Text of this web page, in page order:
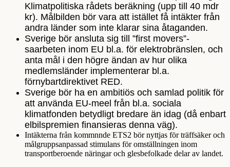
Klimatpolitiska rådets beräkning (upp till 40 mdr
kr). Målbilden bör vara att istället få intäkter från
andra länder som inte klarar sina åtaganden.
Sverige bör ansluta sig till ”first movers”-
saarbeten inom EU bl.a. för elektrobränslen, och
anta mål i den högre ändan av hur olika
medlemsländer implementerar bl.a.
förnybartdirektivet RED.
Sverige bör ha en ambitiös och samlad politik för
att använda EU-meel från bl.a. sociala
klimatfonden betydligt bredare än idag (då enbart
elbilspremien finansieras denna väg).
Intäkterna från kommnnde ETS2 bör nyttjas för träffsäker och
målgruppsanpassad stimulans för omställningen inom
transportberoende näringar och glesbefolkade delar av landet.